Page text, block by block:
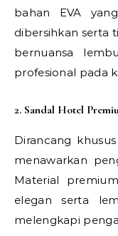
bahan EVA
dibersihkan serta
bernuansa
profesional pada
2. Sandal Hotel
Dirancang
menawarkan
Material
elegan serta
melengkapi